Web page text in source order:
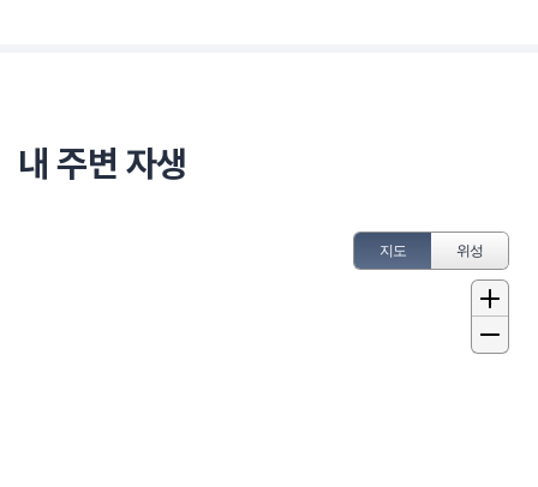
내 주변 자생
지도 위성